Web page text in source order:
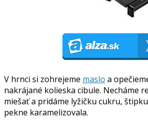
V hrnci si zohrejeme maslo a
nakrájané kolieska cibule. Necháme
miešať a pridáme lyžičku cukru,
pekne karamelizovala.